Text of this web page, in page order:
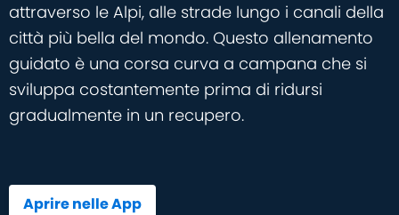
attraverso le Alpi, alle strade lungo i canali della
città più bella del mondo. Questo allenamento
guidato è una corsa curva a campana che si
sviluppa costantemente prima di ridursi
gradualmente in un recupero.
Aprire nelle App